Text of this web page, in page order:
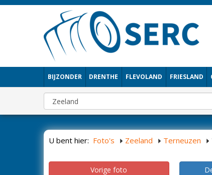
BIJZONDER DRENTHE FLEVOLAND FRIESLAND
U bent hier: Foto's Zeeland Terneuzen
Vorige foto